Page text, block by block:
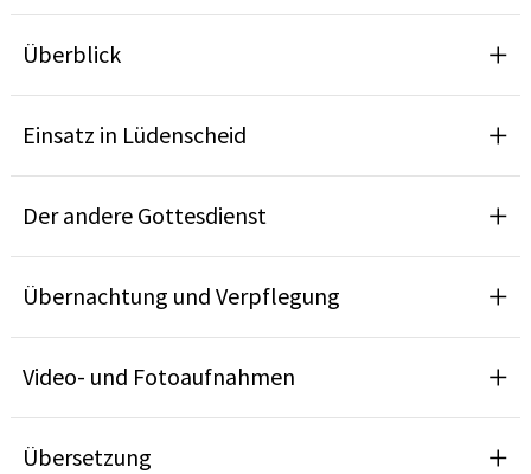
Überblick
Einsatz in Lüdenscheid
Der andere Gottesdienst
Übernachtung und Verpflegung
Video- und Fotoaufnahmen
Übersetzung